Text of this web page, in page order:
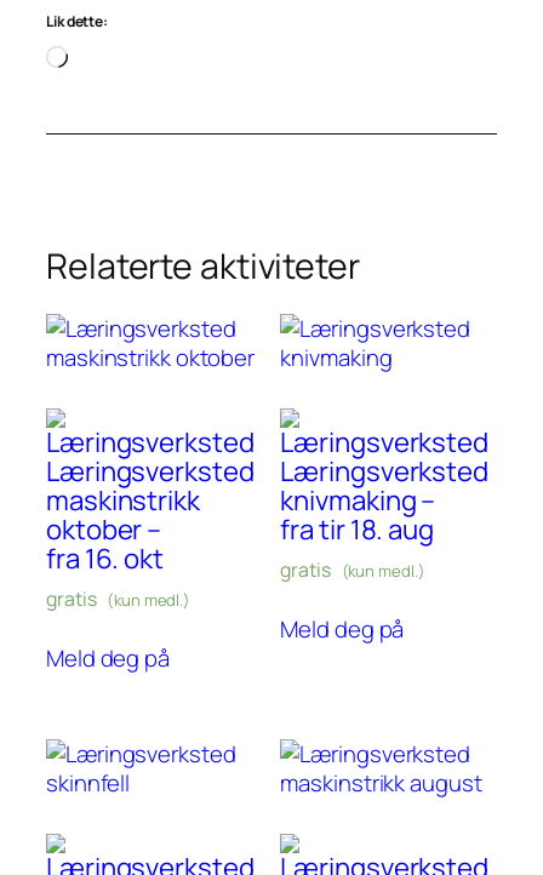
Lik dette:
Laster
Relaterte aktiviteter
Læringsverksted
maskinstrikk
oktober–
fra 16. okt
gratis(kun medl.)
Meld deg på
Læringsverksted
knivmaking–
fra tir 18. aug
gratis(kun medl.)
Meld deg på